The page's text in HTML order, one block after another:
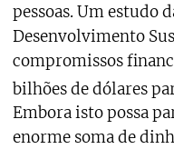
pessoas. Um estudo
Desenvolvimento
compromissos
bilhões de dólares
Embora isto possa
enorme soma de